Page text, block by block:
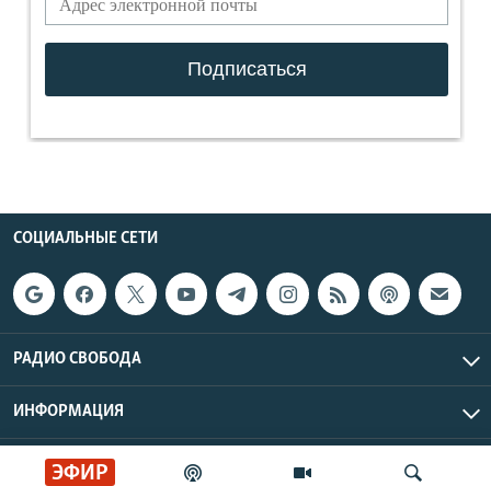
ЭФИР
СОЦИАЛЬНЫЕ СЕТИ
РАДИО СВОБОДА
ИНФОРМАЦИЯ
Радио Свобода © 2026 RFE/RL, Inc. | Все права защищены.